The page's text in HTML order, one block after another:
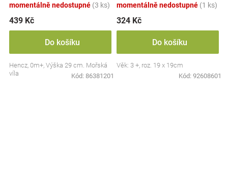
momentálně nedostupné (3 ks)
439 Kč
Do košíku
Hencz, 0m+, Výška 29 cm. Mořská
víla
Kód: 86381201
momentálně nedostupné (1 ks)
324 Kč
Do košíku
Věk: 3 +, roz. 19 x 19cm
Kód: 92608601